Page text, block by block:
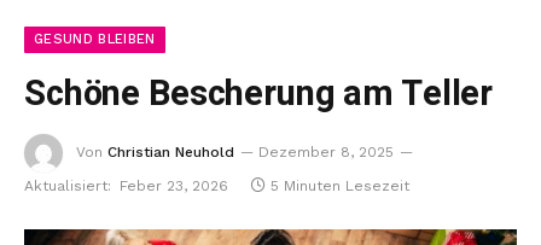
GESUND BLEIBEN
Schöne Bescherung am Teller
Von Christian Neuhold
Dezember 8, 2025
Aktualisiert:
Feber 23, 2026 5 Minuten Lesezeit